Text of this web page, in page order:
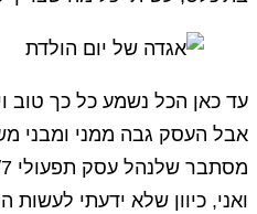
עד כאן הכל נשמע כל כך טוב
אבל העסק גבה ממני ומבני
מסתבר שלנהל עסק תפעולי 24/7 מכניס הרבה לחץ ועצבים לחיים.
ואני, כיוון שלא ידעתי